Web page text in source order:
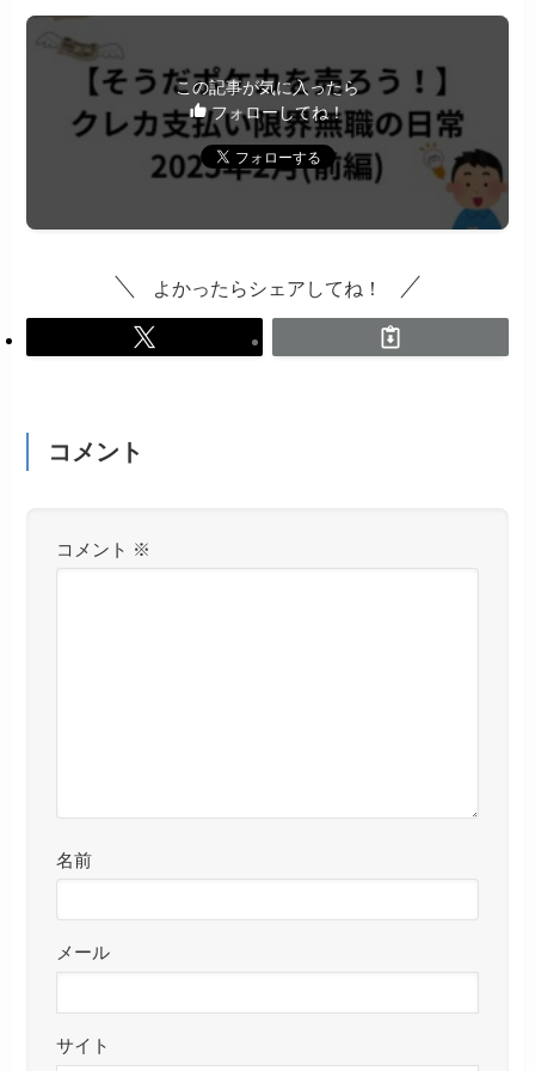
この記事が気に入ったら
フォローしてね！
よかったらシェアしてね！
コメント
コメント ※
名前
メール
サイト